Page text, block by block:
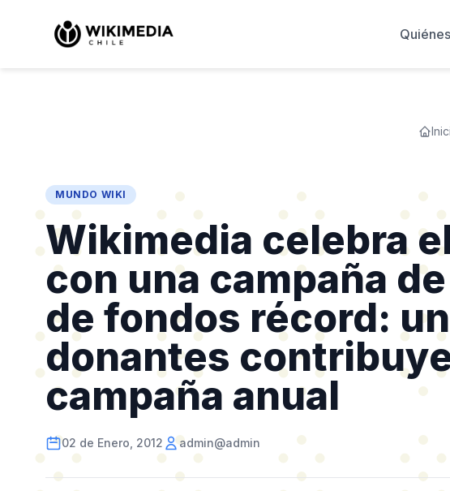
MUNDO WIKI
Wikimedia celebra
con una campaña
de fondos récord:
donantes
campaña anual
02 de Enero, 2012 admin@admin